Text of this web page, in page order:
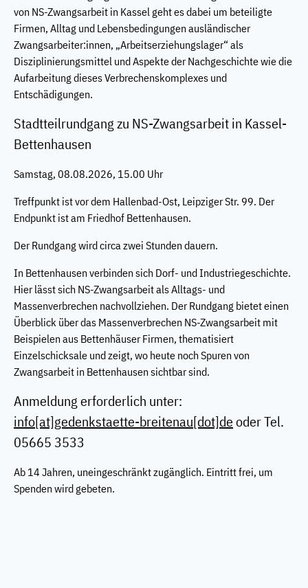
von NS-Zwangsarbeit in Kassel geht es dabei um beteiligte
Firmen, Alltag und Lebensbedingungen ausländischer
Zwangsarbeiter:innen, „Arbeitserziehungslager“ als
Disziplinierungsmittel und Aspekte der Nachgeschichte wie die
Aufarbeitung dieses Verbrechenskomplexes und
Entschädigungen.
Stadtteilrundgang zu NS-Zwangsarbeit in Kassel-
Bettenhausen
Samstag, 08.08.2026, 15.00 Uhr
Treffpunkt ist vor dem Hallenbad-Ost, Leipziger Str. 99. Der
Endpunkt ist am Friedhof Bettenhausen.
Der Rundgang wird circa zwei Stunden dauern.
In Bettenhausen verbinden sich Dorf- und Industriegeschichte.
Hier lässt sich NS-Zwangsarbeit als Alltags- und
Massenverbrechen nachvollziehen. Der Rundgang bietet einen
Überblick über das Massenverbrechen NS-Zwangsarbeit mit
Beispielen aus Bettenhäuser Firmen, thematisiert
Einzelschicksale und zeigt, wo heute noch Spuren von
Zwangsarbeit in Bettenhausen sichtbar sind.
Anmeldung erforderlich unter:
info[at]gedenkstaette-breitenau[dot]deoder Tel.
05665 3533
Ab 14 Jahren, uneingeschränkt zugänglich. Eintritt frei, um
Spenden wird gebeten.